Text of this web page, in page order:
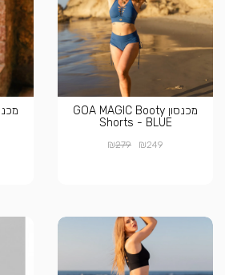
מכנסון GOA MAGIC Booty
Shorts - BLUE
₪249
₪279